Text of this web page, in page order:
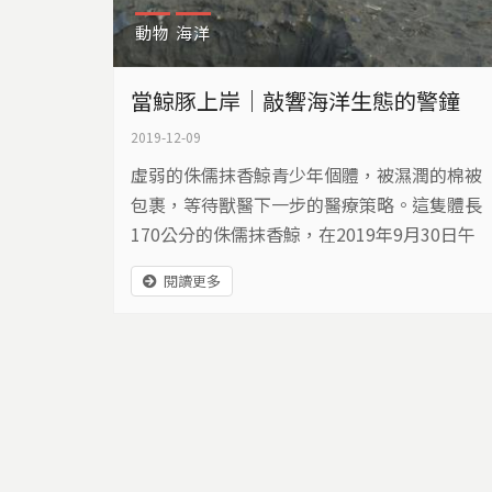
動物 海洋
當鯨豚上岸｜敲響海洋生態的警鐘
2019-12-09
虛弱的侏儒抹香鯨青少年個體，被濕潤的棉被
包裹，等待獸醫下一步的醫療策略。這隻體長
170公分的侏儒抹香鯨，在2019年9月30日午
後，被海巡單位發現擱淺在台南七股海邊，成
大海洋生物暨鯨豚研究中心人員接獲消息，立
閱讀更多